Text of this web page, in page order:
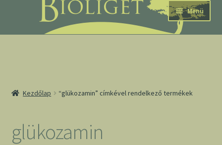
navigációhoz
tartalomba
Menü
Kezdőlap “glükozamin” címkével rendelkező termékek
glükozamin